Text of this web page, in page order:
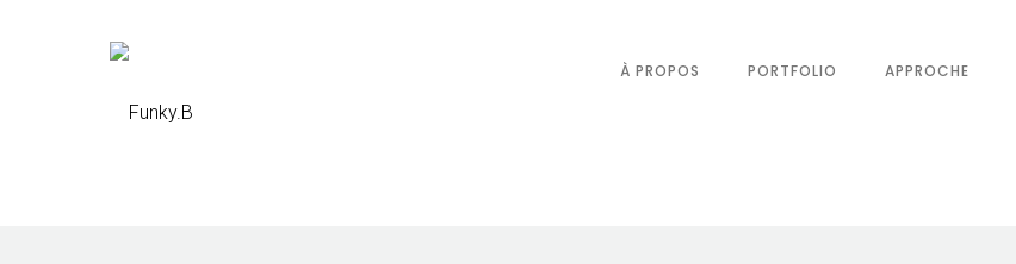
À PROPOS PORTFOLIO APPROCHE